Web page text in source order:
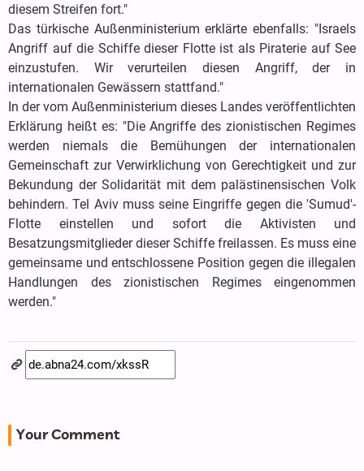
diesem Streifen fort."
Das türkische Außenministerium erklärte ebenfalls: "Israels
Angriff auf die Schiffe dieser Flotte ist als Piraterie auf See
einzustufen. Wir verurteilen diesen Angriff, der in
internationalen Gewässern stattfand."
In der vom Außenministerium dieses Landes veröffentlichten
Erklärung heißt es: "Die Angriffe des zionistischen Regimes
werden niemals die Bemühungen der internationalen
Gemeinschaft zur Verwirklichung von Gerechtigkeit und zur
Bekundung der Solidarität mit dem palästinensischen Volk
behindern. Tel Aviv muss seine Eingriffe gegen die 'Sumud'-
Flotte einstellen und sofort die Aktivisten und
Besatzungsmitglieder dieser Schiffe freilassen. Es muss eine
gemeinsame und entschlossene Position gegen die illegalen
Handlungen des zionistischen Regimes eingenommen
werden."
Your Comment